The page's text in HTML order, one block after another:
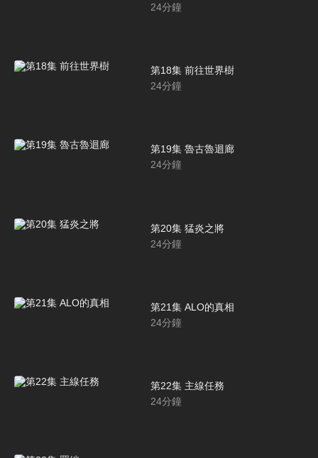
24分鐘
第18集 前往世界樹
24分鐘
第19集 魯古魯迴廊
24分鐘
第20集 猛炎之將
24分鐘
第21集 ALO的真相
24分鐘
第22集 主線任務
24分鐘